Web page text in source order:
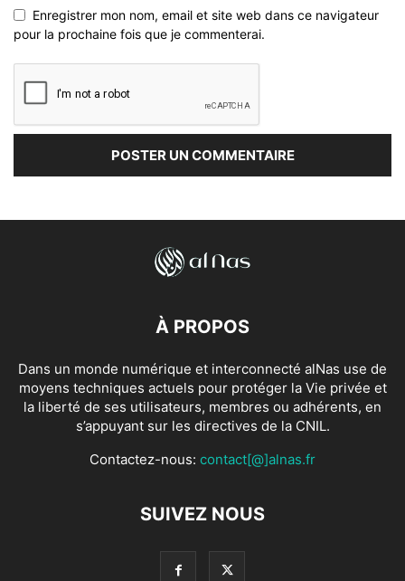
Enregistrer mon nom, email et site web dans ce navigateur
pour la prochaine fois que je commenterai.
À PROPOS
Dans un monde numérique et interconnecté alNas use de
moyens techniques actuels pour protéger la Vie privée et
la liberté de ses utilisateurs, membres ou adhérents, en
s’appuyant sur les directives de la CNIL.
Contactez-nous: contact[@]alnas.fr
SUIVEZ NOUS